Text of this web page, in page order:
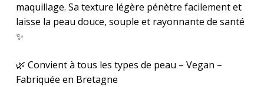
maquillage. Sa texture légère pénètre facilement et
laisse la peau douce, souple et rayonnante de santé
✨
🌿 Convient à tous les types de peau – Vegan –
Fabriquée en Bretagne